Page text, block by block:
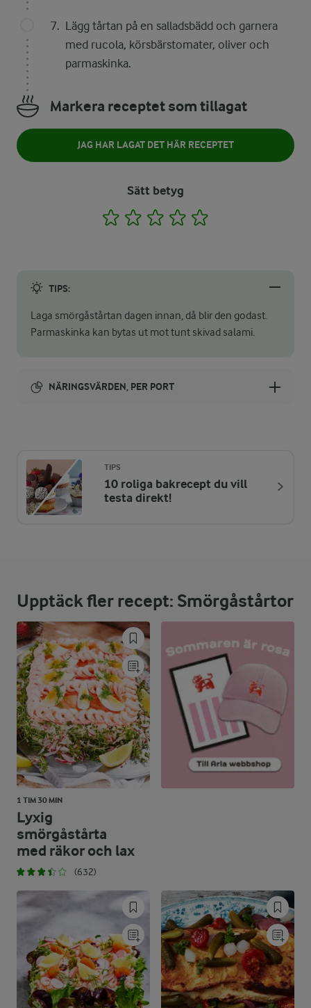
Lägg tårtan på en salladsbädd och garnera
med rucola, körsbärstomater, oliver och
parmaskinka.
Markera receptet som tillagat
JAG HAR LAGAT DET HÄR RECEPTET
Sätt betyg
1 2 3 4
TIPS:
Laga smörgåstårtan dagen innan, då blir den godast.
Parmaskinka kan bytas ut mot tunt skivad salami.
NÄRINGSVÄRDEN, PER PORT
ENERGIDISTRIBUTION %
NÄRINGSVÄRDEN PER PORT
Fett:
44 %
15,2 g
Kolhydrater:
39,3 %
29,6 g
TIPS
10 roliga bakrecept du vill
testa direkt!
Upptäck fler recept: Smörgåstårtor
1 TIM 30 MIN
Lyxig
smörgåstårta
med räkor och lax
(632)